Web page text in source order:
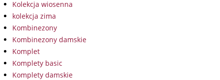
Kolekcja wiosenna
kolekcja zima
Kombinezony
Kombinezony damskie
Komplet
Komplety basic
Komplety damskie